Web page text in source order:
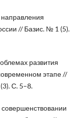
// Базис. № 1 (5).
развития
этапе //
С. 5–8.